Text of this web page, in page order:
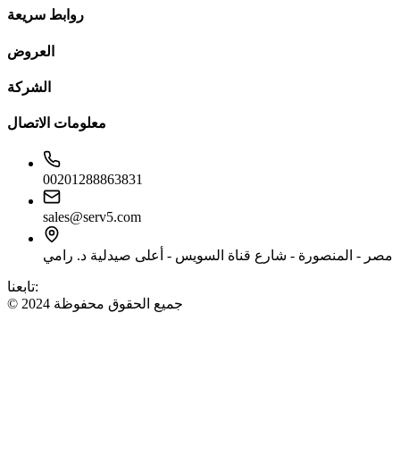
روابط سريعة
العروض
الشركة
معلومات الاتصال
00201288863831
sales@serv5.com
مصر - المنصورة - شارع قناة السويس - أعلى صيدلية د. رامي
تابعنا:
© 2024 جميع الحقوق محفوظة